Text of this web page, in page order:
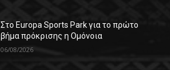
Στο Europa Sports Park για το πρώτο
βήμα πρόκρισης η Ομόνοια
06/08/2026